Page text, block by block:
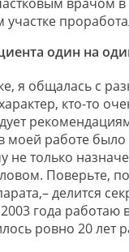
один на
я общалась с
кто-то
моей работе
не только
Поверьте,
– делится
3 года работаю
ь ровно 20 лет